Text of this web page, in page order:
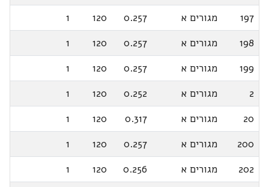
197
מגורים א 0.257
120
1
198
מגורים א 0.257
120
1
199
מגורים א 0.257
120
1
2
מגורים א 0.252
120
1
20
מגורים א 0.317
120
1
200
מגורים א 0.257
120
1
202
מגורים א 0.256
120
1